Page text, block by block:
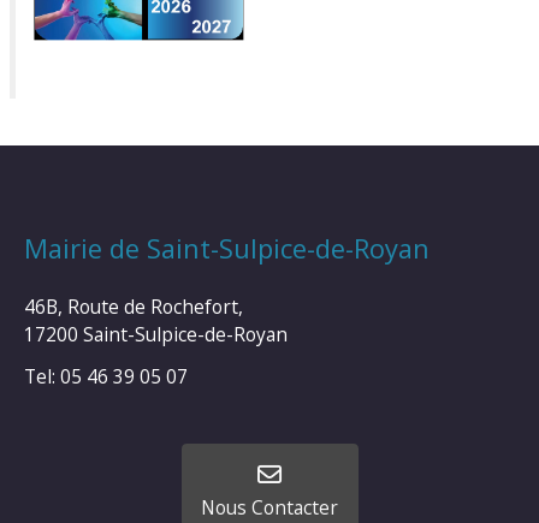
Mairie de Saint-Sulpice-de-Royan
46B, Route de Rochefort,
17200 Saint-Sulpice-de-Royan
Tel: 05 46 39 05 07
Nous Contacter